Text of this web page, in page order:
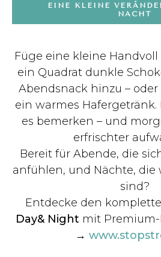
EINE KLEINE
NACHT
Füge eine kleine
ein Quadrat dunkle
Abendsnack hinzu –
ein warmes
es bemerken – und
erfrischter
Bereit für Abende, die
anfühlen, und Nächte, die
sind?
Entdecke den
Day& Night mit
→